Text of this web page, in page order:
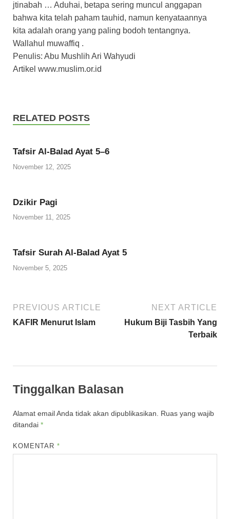
jtinabah … Aduhai, betapa sering muncul anggapan
bahwa kita telah paham tauhid, namun kenyataannya
kita adalah orang yang paling bodoh tentangnya.
Wallahul muwaffiq .
Penulis: Abu Mushlih Ari Wahyudi
Artikel www.muslim.or.id
RELATED POSTS
Tafsir Al-Balad Ayat 5–6
November 12, 2025
Dzikir Pagi
November 11, 2025
Tafsir Surah Al-Balad Ayat 5
November 5, 2025
PREVIOUS ARTICLE
KAFIR Menurut Islam
NEXT ARTICLE
Hukum Biji Tasbih Yang
Terbaik
Tinggalkan Balasan
Alamat email Anda tidak akan dipublikasikan.
Ruas yang wajib
ditandai *
KOMENTAR*